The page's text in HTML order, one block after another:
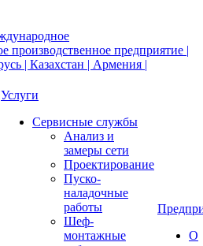
Услуги
Сервисные службы
Анализ и
замеры сети
Проектирование
Пуско-
наладочные
работы
Шеф-
монтажные
О